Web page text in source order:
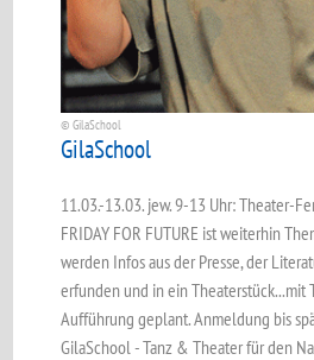
© GilaSchool
GilaSchool
11.03.-13.03. jew. 9-13 Uhr: Theater-
FRIDAY FOR FUTURE ist weiterhin
werden Infos aus der Presse, der
erfunden und in ein Theaterstück...mit
Aufführung geplant. Anmeldung bis
GilaSchool - Tanz & Theater für den